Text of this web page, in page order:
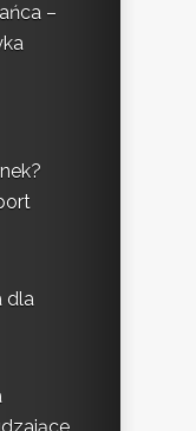
–
dla